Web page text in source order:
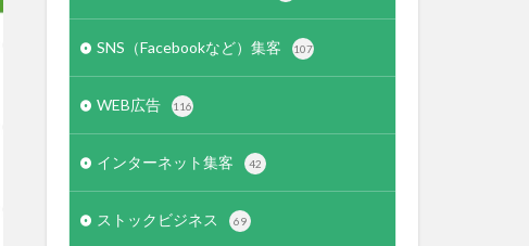
SNS（Facebookなど）集客 107
WEB広告 116
インターネット集客 42
ストックビジネス 69